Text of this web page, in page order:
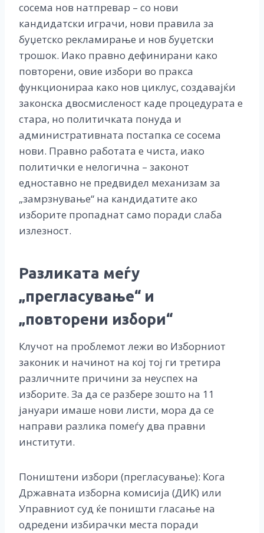
сосема нов натпревар – со нови
кандидатски играчи, нови правила за
буџетско рекламирање и нов буџетски
трошок. Иако правно дефинирани како
повторени, овие избори во пракса
функционираа како нов циклус, создавајќи
законска двосмисленост каде процедурата е
стара, но политичката понуда и
административната постапка се сосема
нови. Правно работата е чиста, иако
политички е нелогична – законот
едноставно не предвидел механизам за
„замрзнување“ на кандидатите ако
изборите пропаднат само поради слаба
излезност.
Разликата меѓу
„прегласување“ и
„повторени избори“
Клучот на проблемот лежи во Изборниот
законик и начинот на кој тој ги третира
различните причини за неуспех на
изборите. За да се разбере зошто на 11
јануари имаше нови листи, мора да се
направи разлика помеѓу два правни
институти.
Поништени избори (прегласување): Кога
Државната изборна комисија (ДИК) или
Управниот суд ќе поништи гласање на
одредени избирачки места поради